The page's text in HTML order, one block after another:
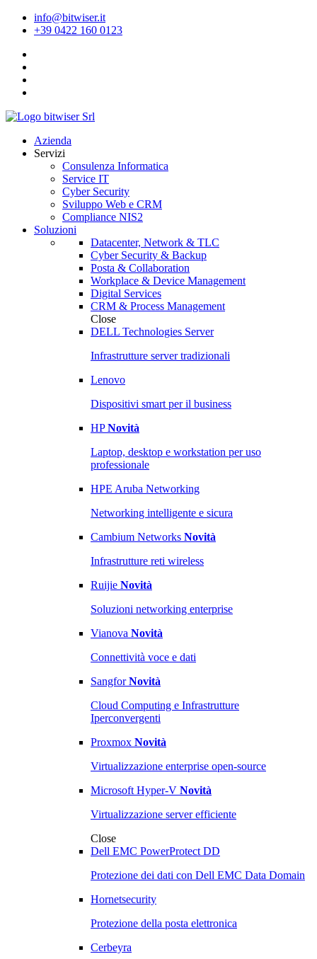
info@bitwiser.it
+39 0422 160 0123
Azienda
Servizi
Consulenza Informatica
Service IT
Cyber Security
Sviluppo Web e CRM
Compliance NIS2
Soluzioni
Datacenter, Network & TLC
Cyber Security & Backup
Posta & Collaboration
Workplace & Device Management
Digital Services
CRM & Process Management
Close
DELL Technologies Server
Infrastrutture server tradizionali
Lenovo
Dispositivi smart per il business
HPNovità
Laptop, desktop e workstation per uso
professionale
HPE Aruba Networking
Networking intelligente e sicura
Cambium Networks Novità
Infrastrutture reti wireless
Ruijie Novità
Soluzioni networking enterprise
Vianova Novità
Connettività voce e dati
SangforNovità
Cloud Computing e Infrastrutture
Iperconvergenti
Proxmox Novità
Virtualizzazione enterprise open-source
Microsoft Hyper-V Novità
Virtualizzazione server efficiente
Close
Dell EMC PowerProtect DD
Protezione dei dati con Dell EMC Data Domain
Hornetsecurity
Protezione della posta elettronica
Cerbeyra